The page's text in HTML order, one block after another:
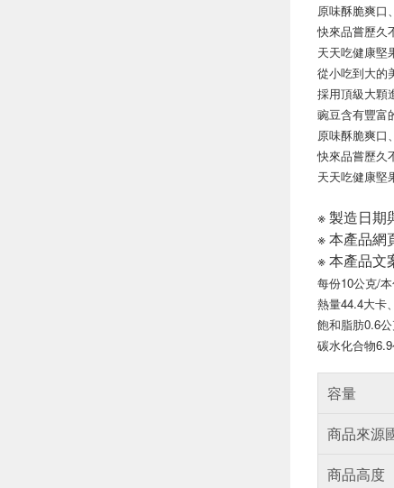
原味酥脆爽口
快來品嘗歷久
天天吃健康堅
從小吃到大的
採用頂級大顆
豌豆含有豐富
原味酥脆爽口
快來品嘗歷久
天天吃健康堅
※ 製造日期
※ 本產品網
※ 本產品文
每份10公
熱量44.4大卡
飽和脂肪0.6公
碳水化合物6.9
容量
商品來源
商品高度